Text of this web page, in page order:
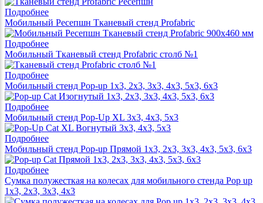
Подробнее
Мобильный Ресепшн Тканевый стенд Profabric
Подробнее
Мобильный Тканевый стенд Profabric столб №1
Подробнее
Мобильный стенд Pop-up 1x3, 2x3, 3x3, 4x3, 5x3, 6x3
Подробнее
Мобильный стенд Pop-Up XL 3x3, 4x3, 5x3
Подробнее
Мобильный стенд Pop-up Прямой 1x3, 2x3, 3x3, 4x3, 5x3, 6x3
Подробнее
Сумка полужесткая на колесах для мобильного стенда Pop up
1x3, 2x3, 3x3, 4x3